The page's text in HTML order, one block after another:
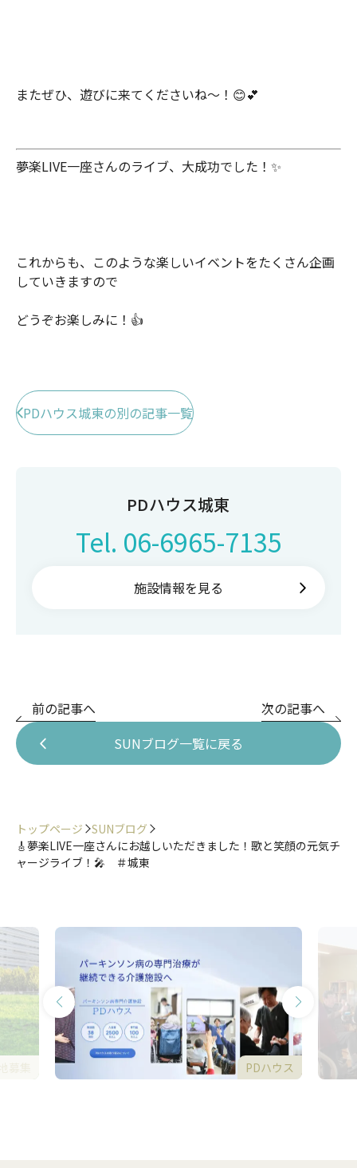
またぜひ、遊びに来てくださいね～！😊💕
夢楽LIVE一座さんのライブ、大成功でした！✨
これからも、このような楽しいイベントをたくさん企画
していきますので
どうぞお楽しみに！👍
PDハウス城東の別の記事一覧
PDハウス城東
Tel. 06-6965-7135
施設情報を見る
前の記事へ
SUNブログ一覧に戻る
次の記事へ
トップページ SUNブログ
🎸夢楽LIVE一座さんにお越しいただきました！歌と笑顔の元気チ
ャージライブ！🎤 ＃城東
PDハウス